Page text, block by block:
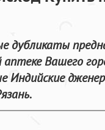
дубликаты
Вашего
Индийские